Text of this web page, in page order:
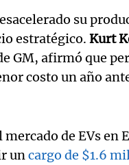
su
estratégico. Kurt
GM, afirmó que
costo un año
de EVs en
uncargo de $1.6